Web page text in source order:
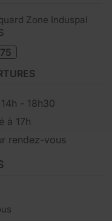
Zone Induspal
- 18h30
à 17h
rendez-vous